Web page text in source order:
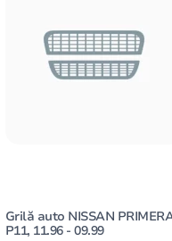
Grilă auto NISSAN
P11, 11.96 - 09.99